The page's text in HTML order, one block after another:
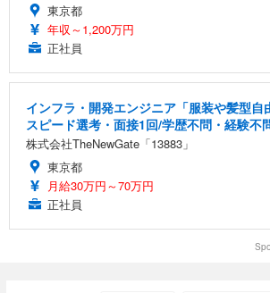
東京都
年収～1,200万円
正社員
インフラ・開発エンジニア「服装や髪型自
スピード選考・面接1回/学歴不問・経験不
株式会社TheNewGate「13883」
東京都
月給30万円～70万円
正社員